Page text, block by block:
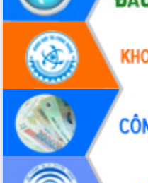
Hòn Yến phát triển du lịch gắn với bảo
tồn biển
Lấy ý kiến điều chỉnh Quy hoạch tỉnh
Đắk Lắk thời kỳ 2021-2030, tầm nhìn
đến năm 2050
Phát động chiến dịch 30 ngày đêm
giải phóng mặt bằng Tuyến đường bộ
ven biển
Đắk Lắk nỗ lực thúc đẩy tăng trưởng
kinh tế từ 10% trở lên trong Quý
Đắk Lắk ký kết thỏa thuận hợp tác về